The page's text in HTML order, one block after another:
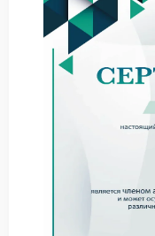
сервис Xiaomi
сохранить
Основные
На основе
следующие
Попадание
кофемолку,